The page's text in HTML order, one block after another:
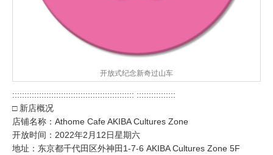
开放式纪念新奇过山车
:::::::::::::::::::::::::::::::::::::::::::::::::: ::::::::::::::::
□ 新店概况
店铺名称：Athome Cafe AKIBA Cultures Zone
开放时间：2022年2月12日星期六
地址：东京都千代田区外神田1-7-6 AKIBA Cultures Zone 5F